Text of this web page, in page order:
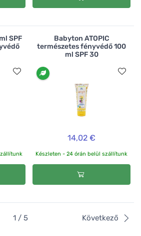
SPF
Babyton ATOPIC
természetes fényvédő 100
ml SPF 30
14,02 €
Készleten - 24 órán belül szállítunk
1 / 5 Következő